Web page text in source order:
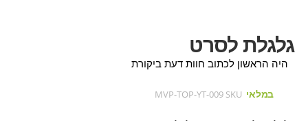
גלגלת לסרט
היה הראשון לכתוב חוות דעת ביקורת
במלאי SKU
MVP-TOP-YT-009
תמונות
גלריית
תמונות